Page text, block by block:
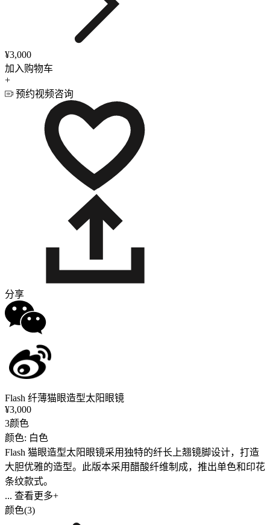
¥3,000
加入购物车
+
预约视频咨询
分享
Flash 纤薄猫眼造型太阳眼镜
¥3,000
3颜色
颜色: 白色
Flash 猫眼造型太阳眼镜采用独特的纤长上翘镜脚设计，打造
大胆优雅的造型。此版本采用醋酸纤维制成，推出单色和印花
条纹款式。
... 查看更多+
颜色(3)